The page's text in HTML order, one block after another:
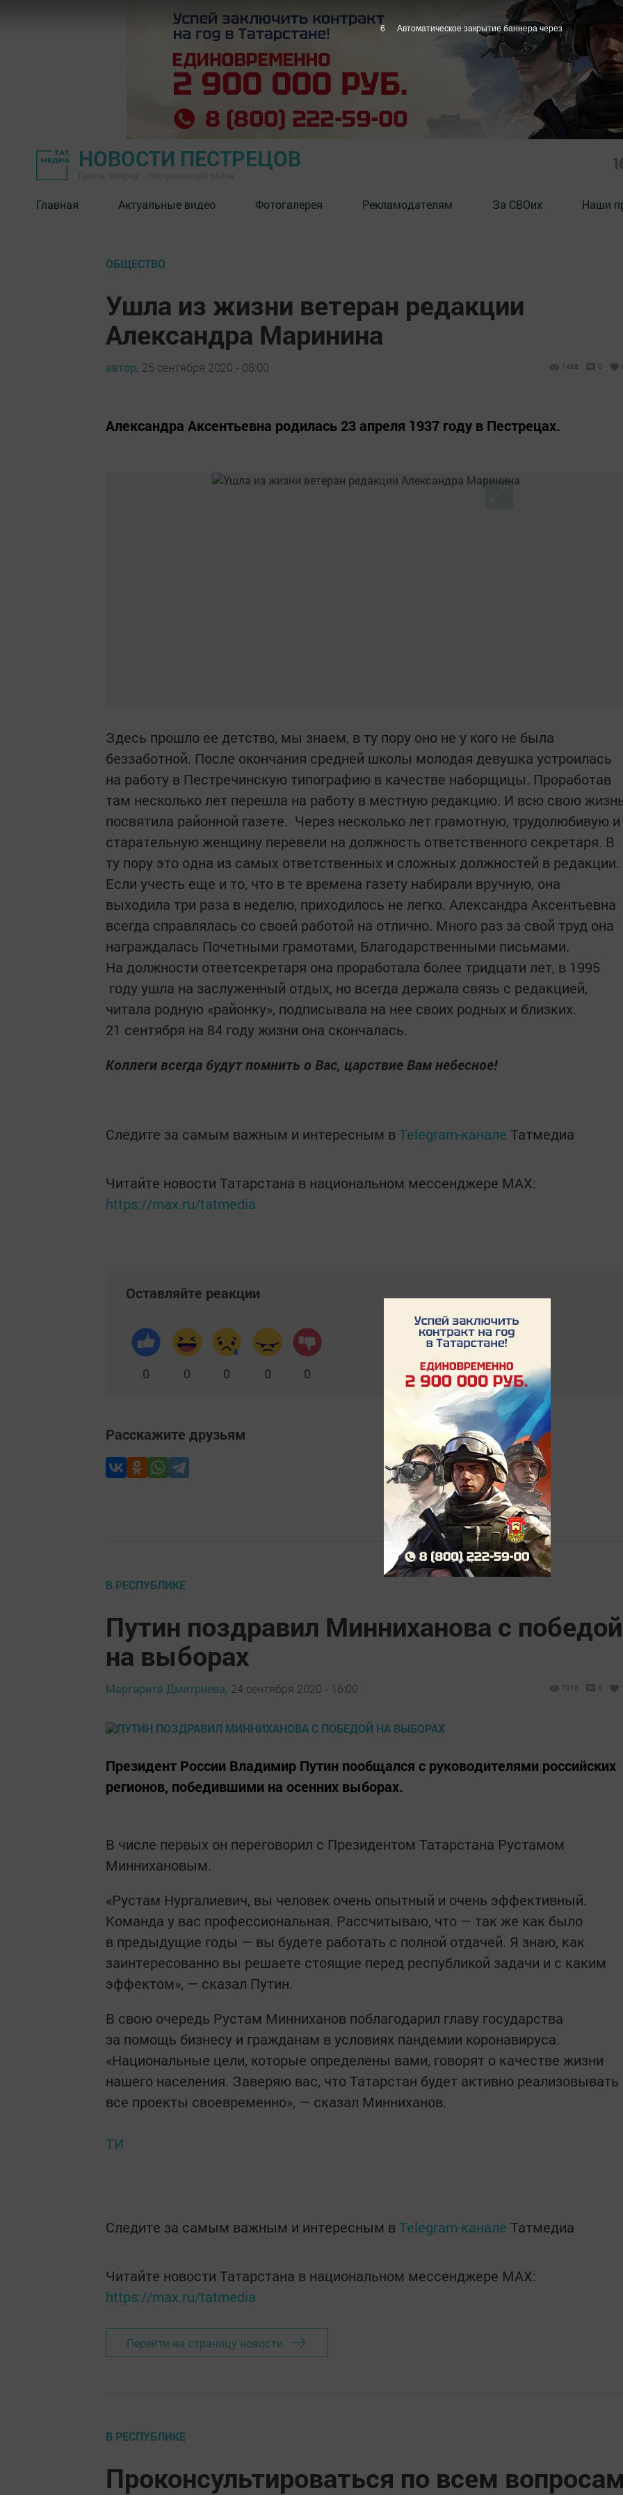
НОВОСТИ ПЕСТРЕЦОВ
Главная Актуальные видео Фотогалерея Рекламодателям За СВОих Наши
ОБЩЕСТВО
Ушла из жизни ветеран редакции
Александра Маринина
автор, 25 сентября 2020 - 08:00 1486 0
Александра Аксентьевна родилась 23 апреля 1937 году в Пестрецах.
Здесь прошло ее детство, мы знаем, в ту пору оно не у кого не была
беззаботной. После окончания средней школы молодая девушка устроилась
на работу в Пестречинскую типографию в качестве наборщицы. Проработав
там несколько лет перешла на работу в местную редакцию. И всю свою
посвятила районной газете. Через несколько лет грамотную, трудолюбивую и
старательную женщину перевели на должность ответственного секретаря. В
ту пору это одна из самых ответственных и сложных должностей в редакции.
Если учесть еще и то, что в те времена газету набирали вручную, она
выходила три раза в неделю, приходилось не легко. Александра Аксентьевна
всегда справлялась со своей работой на отлично. Много раз за свой труд она
награждалась Почетными грамотами, Благодарственными письмами.
На должности ответсекретаря она проработала более тридцати лет, в 1995
году ушла на заслуженный отдых, но всегда держала связь с редакцией,
читала родную «районку», подписывала на нее своих родных и близких.
21 сентября на 84 году жизни она скончалась.
Коллеги всегда будут помнить о Вас, царствие Вам небесное!
Следите за самым важным и интересным в Telegram-канале Татмедиа
Читайте новости Татарстана в национальном мессенджере MАХ:
https://max.ru/tatmedia
Оставляйте реакции
0 0 0 0 0
Расскажите друзьям
В РЕСПУБЛИКЕ
Путин поздравил Минниханова с победой
на выборах
Маргарита Дмитриева, 24 сентября 2020 - 16:00 1216 0
Президент России Владимир Путин пообщался с руководителями российских
регионов, победившими на осенних выборах.
В числе первых он переговорил с Президентом Татарстана Рустамом
Миннихановым.
«Рустам Нургалиевич, вы человек очень опытный и очень эффективный.
Команда у вас профессиональная. Рассчитываю, что — так же как было
в предыдущие годы — вы будете работать с полной отдачей. Я знаю, как
заинтересованно вы решаете стоящие перед республикой задачи и с каким
эффектом», — сказал Путин.
В свою очередь Рустам Минниханов поблагодарил главу государства
за помощь бизнесу и гражданам в условиях пандемии коронавируса.
«Национальные цели, которые определены вами, говорят о качестве жизни
нашего населения. Заверяю вас, что Татарстан будет активно реализовывать
все проекты своевременно», — сказал Минниханов.
ТИ
Следите за самым важным и интересным в Telegram-канале Татмедиа
Читайте новости Татарстана в национальном мессенджере MАХ:
https://max.ru/tatmedia
Перейти на страницу новости
В РЕСПУБЛИКЕ
Проконсультироваться по всем
5 Автоматическое закрытие баннера через